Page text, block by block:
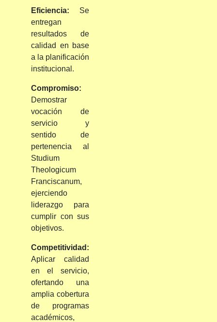
Eficiencia: Se
entregan
resultados de
calidad en base
a la planificación
institucional.
Compromiso:
Demostrar
vocación de
servicio y
sentido de
pertenencia al
Studium
Theologicum
Franciscanum,
ejerciendo
liderazgo para
cumplir con sus
objetivos.
Competitividad:
Aplicar calidad
en el servicio,
ofertando una
amplia cobertura
de programas
académicos,